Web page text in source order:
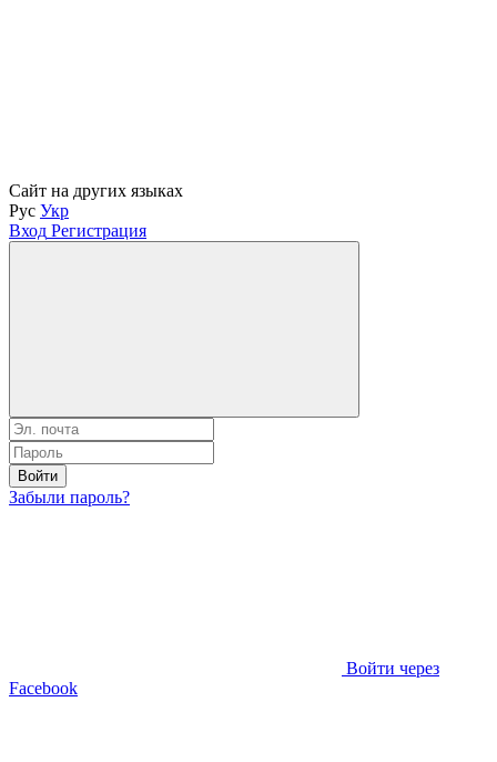
Сайт на других языках
Рус Укр
Вход Регистрация
Войти
Забыли пароль?
Войти через
Facebook